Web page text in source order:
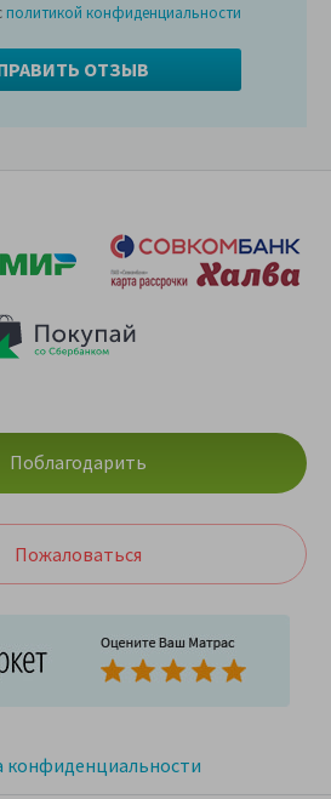
политикой конфиденциальности
конфиденциальности
Поблагодарить
Пожаловаться